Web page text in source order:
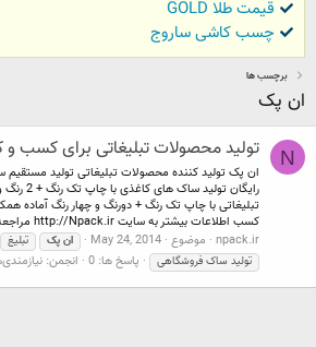
قیمت طلا GOLD
چسب کاشی ساروج
برچسب ها
ان پک
N تولید محصولات تبلیغاتی برای کسب و
ان پک تولید کننده محصولات تبلیغاتی تولید
رایگان
تبلیغاتی با چاپ تک رنگ + دورنگ و چهار رنگ آماده
کسب اطلاعات بیشتر به سایت http://Npack.ir مراجعه...
npack.ir موضوع May 24, 2014 ان پک تبلیغ
تولید ساک فروشگاهی
پاسخ ها: 0 انجمن: